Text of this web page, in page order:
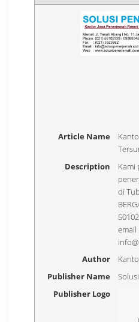
Article Name
Description
Kami
di
email
Author
Publisher Name
Publisher Logo